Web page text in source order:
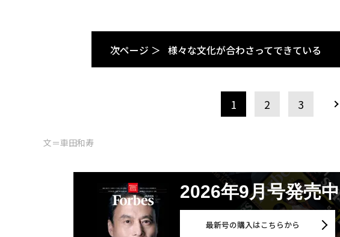
次ページ ＞ 様々な文化が合わさってできている
1 2 3
文＝車田和寿
2026年9月号発売中
最新号の購入はこちらから